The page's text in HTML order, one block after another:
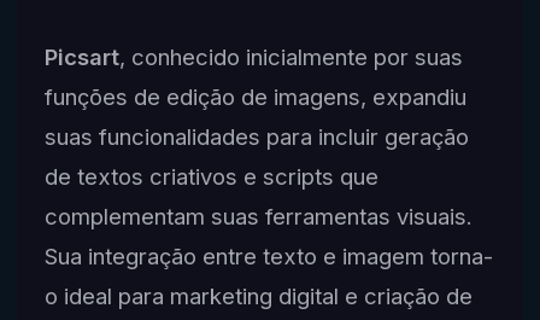
Picsart, conhecido inicialmente por suas
funções de edição de imagens, expandiu
suas funcionalidades para incluir geração
de textos criativos e scripts que
complementam suas ferramentas visuais.
Sua integração entre texto e imagem torna-
o ideal para marketing digital e criação de